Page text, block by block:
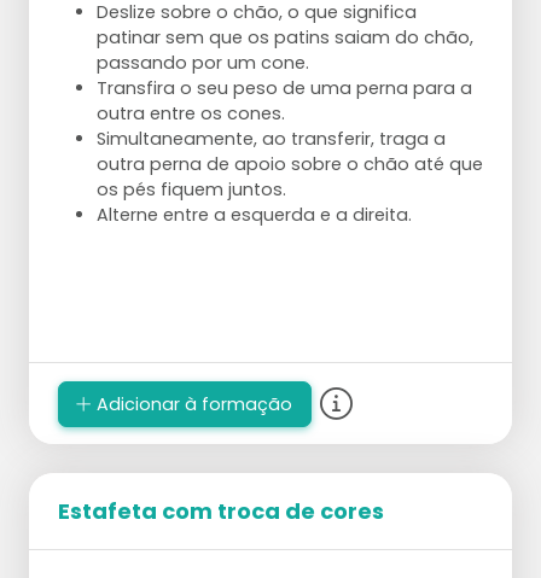
Deslize sobre o chão, o que significa
patinar sem que os patins saiam do chão,
passando por um cone.
Transfira o seu peso de uma perna para a
outra entre os cones.
Simultaneamente, ao transferir, traga a
outra perna de apoio sobre o chão até que
os pés fiquem juntos.
Alterne entre a esquerda e a direita.
Adicionar à formação
Estafeta com troca de cores